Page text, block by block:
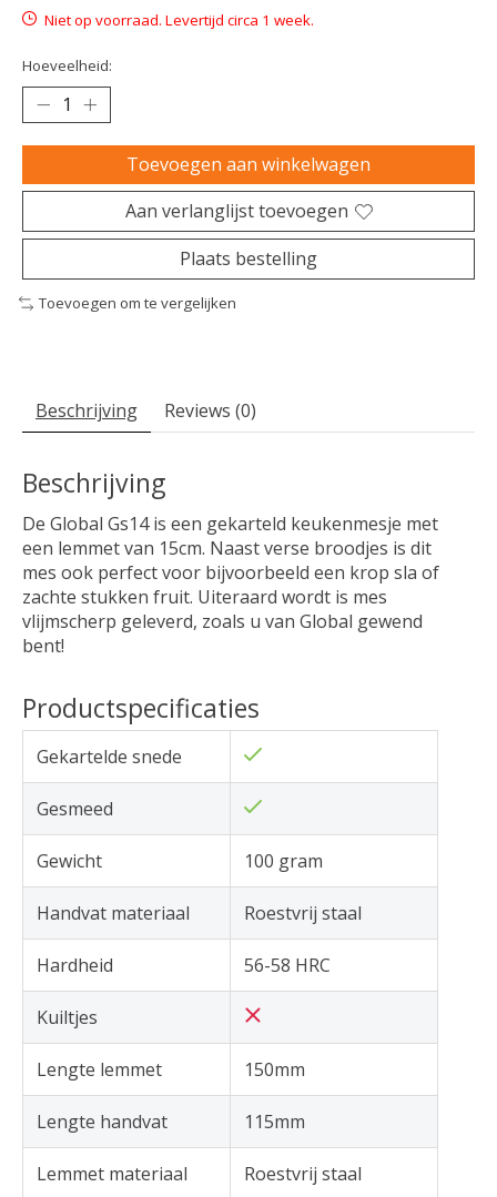
Niet op voorraad. Levertijd circa 1 week.
Hoeveelheid:
Toevoegen aan winkelwagen
Aan verlanglijst toevoegen
Plaats bestelling
Toevoegen om te vergelijken
Beschrijving Reviews (0)
Beschrijving
De Global Gs14 is een gekarteld keukenmesje met
een lemmet van 15cm. Naast verse broodjes is dit
mes ook perfect voor bijvoorbeeld een krop sla of
zachte stukken fruit. Uiteraard wordt is mes
vlijmscherp geleverd, zoals u van Global gewend
bent!
Productspecificaties
Gekartelde snede
Gesmeed
Gewicht 100 gram
Handvat materiaal Roestvrij staal
Hardheid 56-58 HRC
Kuiltjes
Lengte lemmet 150mm
Lengte handvat 115mm
Lemmet materiaal Roestvrij staal